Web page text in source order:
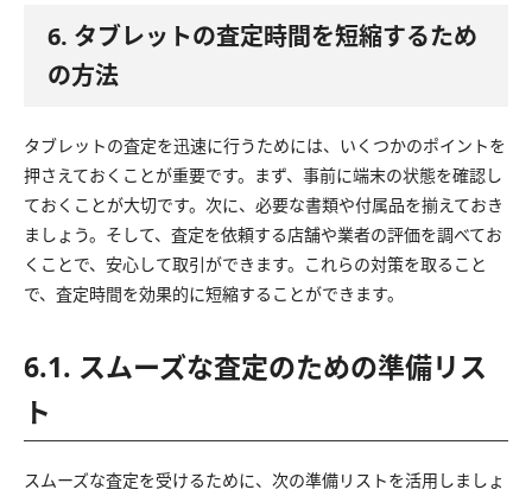
6. タブレットの査定時間を短縮するため
の方法
タブレットの査定を迅速に行うためには、いくつかのポイントを
押さえておくことが重要です。まず、事前に端末の状態を確認し
ておくことが大切です。次に、必要な書類や付属品を揃えておき
ましょう。そして、査定を依頼する店舗や業者の評価を調べてお
くことで、安心して取引ができます。これらの対策を取ること
で、査定時間を効果的に短縮することができます。
6.1. スムーズな査定のための準備リス
ト
スムーズな査定を受けるために、次の準備リストを活用しましょ